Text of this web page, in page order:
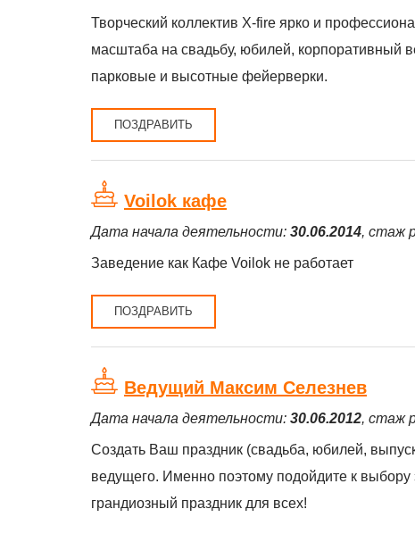
Творческий коллектив X-fire ярко и
масштаба на свадьбу, юбилей, корпоративный
парковые и высотные фейерверки.
ПОЗДРАВИТЬ
Voilok кафе
Дата начала деятельности: 30.06.2014, стаж
Заведение как Кафе Voilok не работает
ПОЗДРАВИТЬ
Ведущий Максим Селезнев
Дата начала деятельности: 30.06.2012, стаж
Создать Ваш праздник (свадьба, юбилей,
ведущего. Именно поэтому подойдите к выбору
грандиозный праздник для всех!